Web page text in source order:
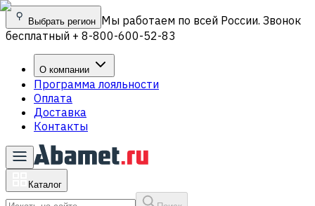
Выбрать регион Мы работаем по всей России. Звонок
бесплатный + 8-800-600-52-83
О компании
Программа лояльности
Оплата
Доставка
Контакты
Каталог